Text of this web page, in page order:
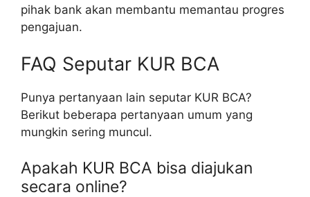
pihak bank akan membantu memantau progres
pengajuan.
FAQ Seputar KUR BCA
Punya pertanyaan lain seputar KUR BCA?
Berikut beberapa pertanyaan umum yang
mungkin sering muncul.
Apakah KUR BCA bisa diajukan
secara online?